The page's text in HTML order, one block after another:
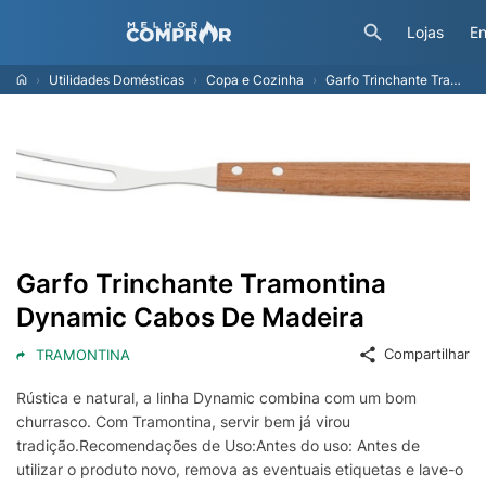
Lojas
Utilidades Domésticas Copa e Cozinha Garfo Trinchante Tramontina Dynamic Cabos De Madeira
Garfo Trinchante Tramontina
Dynamic Cabos De Madeira
TRAMONTINA Compartilhar
Rústica e natural, a linha Dynamic combina com um bom
churrasco. Com Tramontina, servir bem já virou
tradição.Recomendações de Uso:Antes do uso: Antes de
utilizar o produto novo, remova as eventuais etiquetas e lave-o